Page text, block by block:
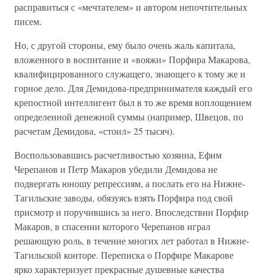
расправиться с «мечтателем» и автором непочтительных
писем.
Но, с другой стороны, ему было очень жаль капитала,
вложенного в воспитание и «вояжи» Порфира Макарова,
квалифицированного служащего, знающего к тому же и
горное дело. Для Демидова-предпринимателя каждый его
крепостной интеллигент был в то же время воплощением
определенной денежной суммы (например, Швецов, по
расчетам Демидова, «стоил» 25 тысяч).
Воспользовавшись расчетливостью хозяина, Ефим
Черепанов и Петр Макаров убедили Демидова не
подвергать юношу репрессиям, а послать его на Нижне-
Тагильские заводы, обязуясь взять Порфира под свой
присмотр и поручившись за него. Впоследствии Порфир
Макаров, в спасении которого Черепанов играл
решающую роль, в течение многих лет работал в Нижне-
Тагильской конторе. Переписка о Порфире Макарове
ярко характеризует прекрасные душевные качества